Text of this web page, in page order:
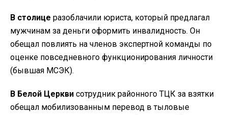
В столице разоблачили юриста, который предлагал
мужчинам за деньги оформить инвалидность. Он
обещал повлиять на членов экспертной команды по
оценке повседневного функционирования личности
(бывшая МСЭК).
В Белой Церкви сотрудник районного ТЦК за взятки
обещал мобилизованным перевод в тыловые